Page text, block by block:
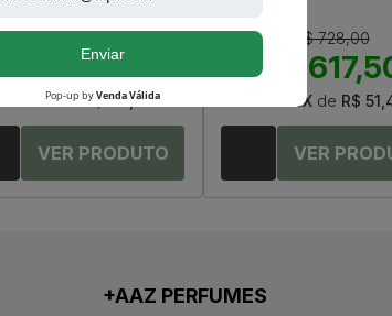
R$ 779,00
12XdeR$ 64,91
R$ 728,00
R$
12X de R$
+AAZ PERFUMES